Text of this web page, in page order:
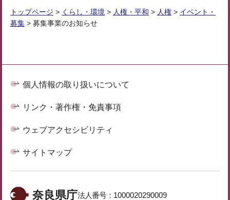
トップページ > くらし・環境 > 人権・平和 > 人権 > イベント・
募集 > 募集事業のお知らせ
個人情報の取り扱いについて
リンク・著作権・免責事項
ウェブアクセシビリティ
サイトマップ
奈良県庁法人番号： 1000020290009